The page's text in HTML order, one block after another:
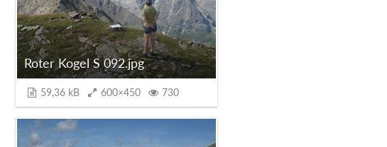
Roter Kogel S 092.jpg
59,36 kB 600×450 730